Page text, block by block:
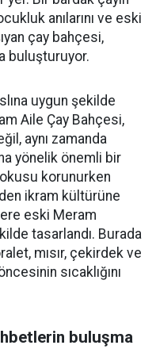
anılarını ve eski
çay bahçesi,
buluşturuyor.
uygun şekilde
Aile Çay Bahçesi,
aynı zamanda
yönelik önemli bir
korunurken
ikram kültürüne
eski Meram
tasarlandı. Burada
mısır, çekirdek ve
sıcaklığını
buluşma